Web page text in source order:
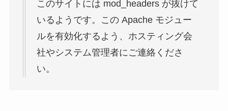
このサイトには mod_headers が抜けて
いるようです。この Apache モジュー
ルを有効化するよう、ホスティング会
社やシステム管理者にご連絡くださ
い。